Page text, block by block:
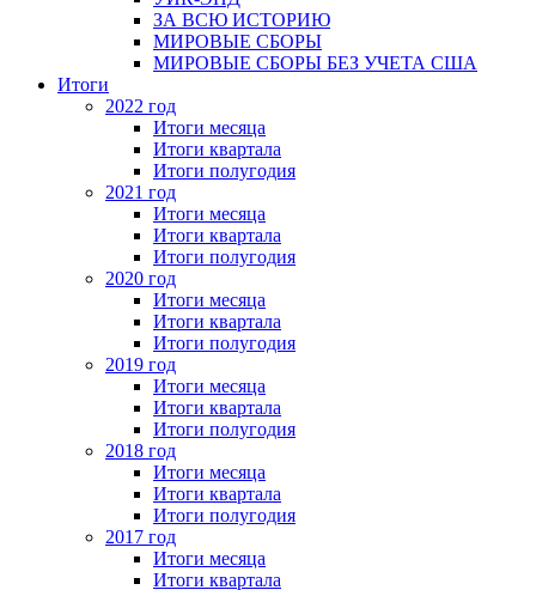
ЗА ВСЮ ИСТОРИЮ
МИРОВЫЕ СБОРЫ
МИРОВЫЕ СБОРЫ БЕЗ УЧЕТА США
Итоги
2022 год
Итоги месяца
Итоги квартала
Итоги полугодия
2021 год
Итоги месяца
Итоги квартала
Итоги полугодия
2020 год
Итоги месяца
Итоги квартала
Итоги полугодия
2019 год
Итоги месяца
Итоги квартала
Итоги полугодия
2018 год
Итоги месяца
Итоги квартала
Итоги полугодия
2017 год
Итоги месяца
Итоги квартала